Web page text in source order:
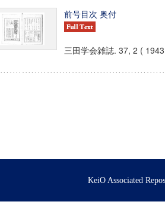
超成熟社会発展のサイエンス」
前号目次 奥付
三田学会雑誌. 37, 2 (
KeiO Associated